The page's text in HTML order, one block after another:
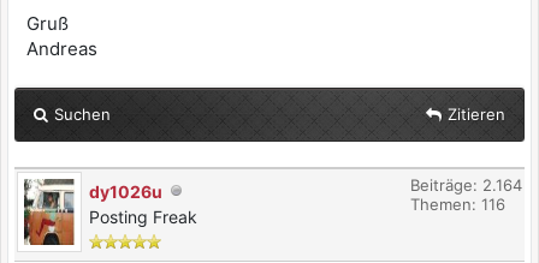
Gruß
Andreas
Suchen Zitieren
dy1026u
Posting Freak
Beiträge: 2.164
Themen: 116